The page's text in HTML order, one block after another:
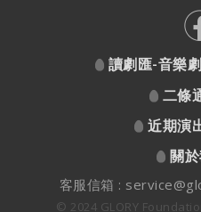
讀劇匯-音樂
二條
近期演
關
客服信箱 :
© 2024 GLORY